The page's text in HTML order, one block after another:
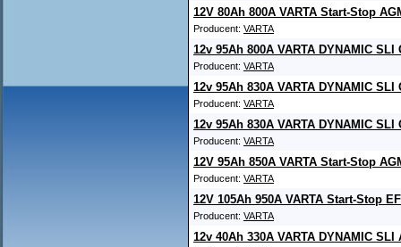
12V 80Ah 800A VARTA Start-Stop
Producent: VARTA
12v 95Ah 800A VARTA DYNAMIC SLI
Producent: VARTA
12v 95Ah 830A VARTA DYNAMIC SLI
Producent: VARTA
12v 95Ah 830A VARTA DYNAMIC SLI
Producent: VARTA
12V 95Ah 850A VARTA Start-Stop
Producent: VARTA
12V 105Ah 950A VARTA Start-Stop
Producent: VARTA
12v 40Ah 330A VARTA DYNAMIC SLI